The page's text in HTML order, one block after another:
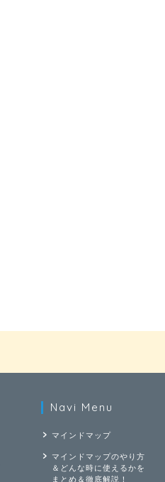
Navi Menu
マインドマップ
マインドマップのやり方
＆どんな時に使えるかを
まとめ＆徹底解説！